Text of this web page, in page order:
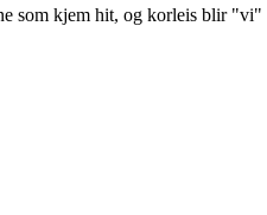
som kjem hit, og korleis blir "vi"